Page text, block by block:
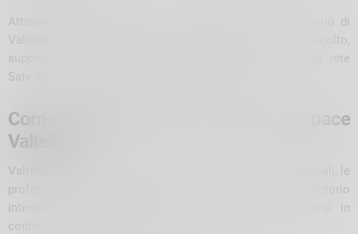
Attraverso questi strumenti, una volontaria o un volontario di
Valtellina Arcobaleno APS è a disposizione per offrire ascolto,
supporto e informazioni sulle attività associative, sulla rete
Safe Space e sui servizi presenti sul territorio.
Come aderire alla rete Safe Space
Valtellina
Valtellina Arcobaleno APS invita tutte le attività commerciali, le
professioniste, i professionisti e le realtà del territorio
interessate a entrare nella rete
a mettersi in
contatto con l’associazione.